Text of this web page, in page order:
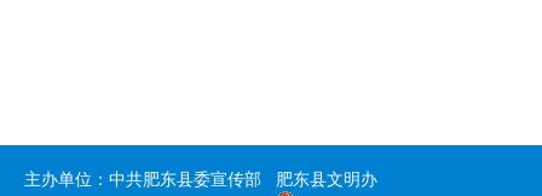
主办单位：中共肥东县委宣传部 肥东县文明办